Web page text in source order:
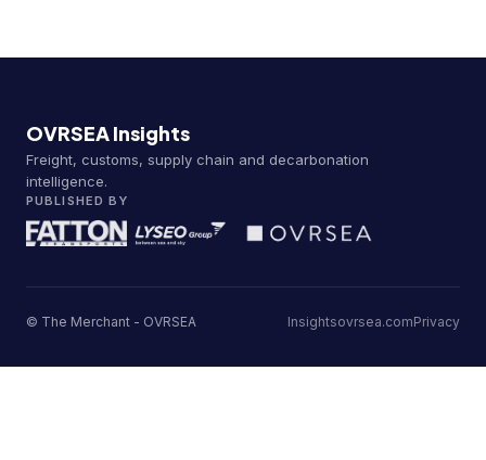
OVRSEA Insights
Freight, customs, supply chain and decarbonation
intelligence.
PUBLISHED BY
© The Merchant - OVRSEA Insightsovrsea.comPrivacy